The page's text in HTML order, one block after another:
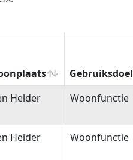
Gebruiksdoel
Gebruiksdoel
Helder Woonfunctie
Helder Woonfunctie